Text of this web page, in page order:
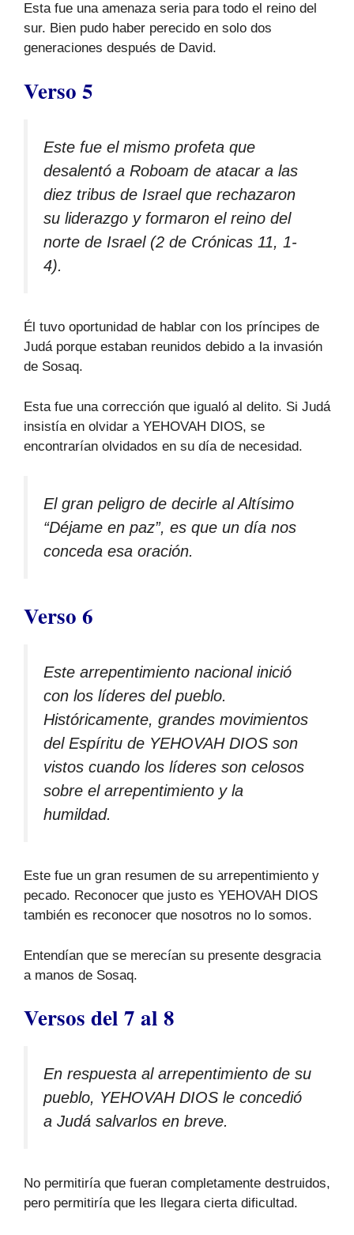
Esta fue una amenaza seria para todo el reino del
sur. Bien pudo haber perecido en solo dos
generaciones después de David.
Verso 5
Este fue el mismo profeta que
desalentó a Roboam de atacar a las
diez tribus de Israel que rechazaron
su liderazgo y formaron el reino del
norte de Israel (2 de Crónicas 11, 1-
4).
Él tuvo oportunidad de hablar con los príncipes de
Judá porque estaban reunidos debido a la invasión
de Sosaq.
Esta fue una corrección que igualó al delito. Si Judá
insistía en olvidar a YEHOVAH DIOS, se
encontrarían olvidados en su día de necesidad.
El gran peligro de decirle al Altísimo
“Déjame en paz”, es que un día nos
conceda esa oración.
Verso 6
Este arrepentimiento nacional inició
con los líderes del pueblo.
Históricamente, grandes movimientos
del Espíritu de YEHOVAH DIOS son
vistos cuando los líderes son celosos
sobre el arrepentimiento y la
humildad.
Este fue un gran resumen de su arrepentimiento y
pecado. Reconocer que justo es YEHOVAH DIOS
también es reconocer que nosotros no lo somos.
Entendían que se merecían su presente desgracia
a manos de Sosaq.
Versos del 7 al 8
En respuesta al arrepentimiento de su
pueblo, YEHOVAH DIOS le concedió
a Judá salvarlos en breve.
No permitiría que fueran completamente destruidos,
pero permitiría que les llegara cierta dificultad.